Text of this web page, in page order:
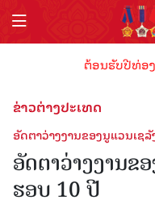
ຕ້ອນຮັບປີທ່ອງ
ຂ່າວຕ່າງປະເທດ
ອັດຕາວ່າງງານຂອງນູແວນເຊ
ອັດຕາວ່າງງານຂ
ຮອບ 10 ປີ